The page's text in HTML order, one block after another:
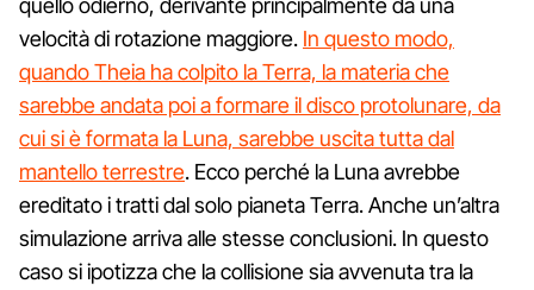
quello odierno, derivante principalmente da una
velocità di rotazione maggiore. In questo modo,
quando Theia ha colpito la Terra, la materia che
sarebbe andata poi a formare il disco protolunare, da
cui si è formata la Luna, sarebbe uscita tutta dal
mantello terrestre. Ecco perché la Luna avrebbe
ereditato i tratti dal solo pianeta Terra. Anche un’altra
simulazione arriva alle stesse conclusioni. In questo
caso si ipotizza che la collisione sia avvenuta tra la